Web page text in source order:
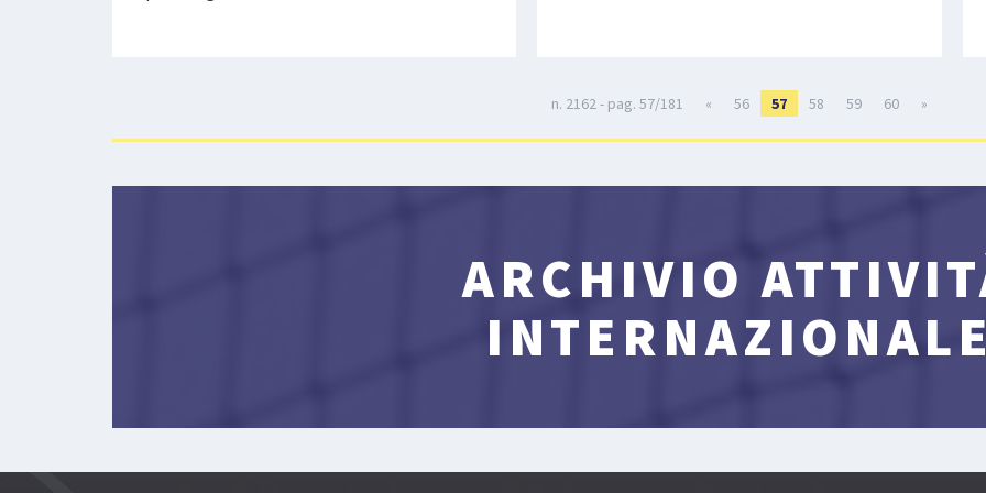
n. 2162 - pag. 57/181 « 56 57 58 59 60 »
ARCHIVIO